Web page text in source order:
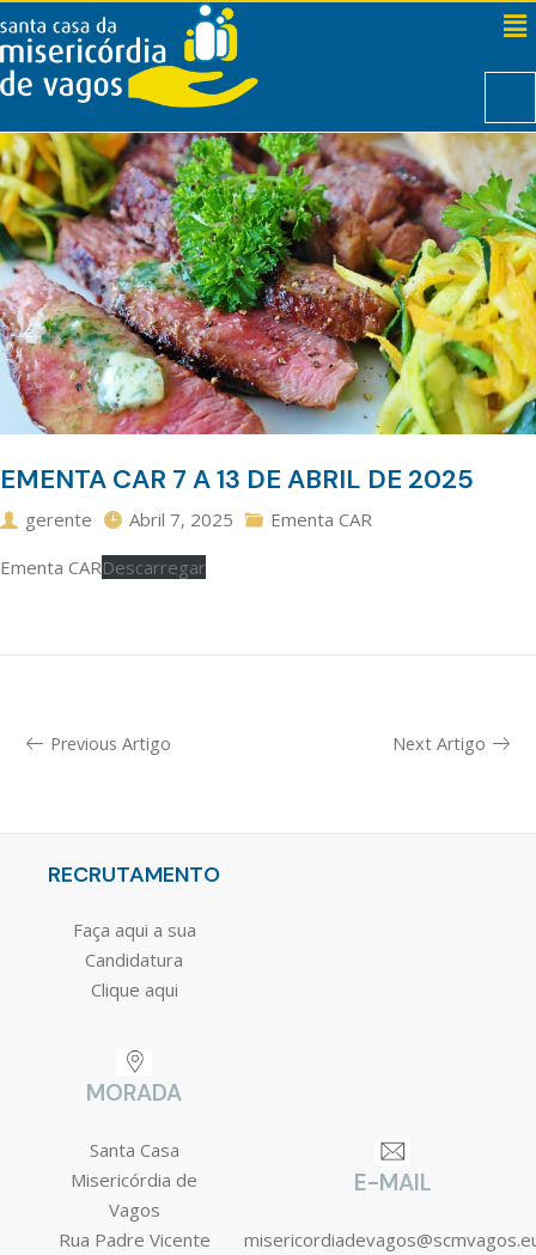
EMENTA CAR 7 A 13 DE ABRIL DE 2025
gerente Abril 7, 2025
Ementa CAR
Ementa CARDescarregar
Previous Artigo Next Artigo
RECRUTAMENTO
Faça aqui a sua
Candidatura
Clique aqui
MORADA
Santa Casa
Misericórdia de
Vagos
Rua Padre Vicente
E-MAIL